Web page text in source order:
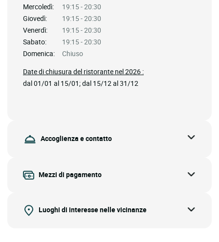
Mercoledì:
19:15 - 20:30
Giovedì:
19:15 - 20:30
Venerdì:
19:15 - 20:30
Sabato:
19:15 - 20:30
Domenica:
Chiuso
Date di chiusura del ristorante nel 2026 :
dal 01/01 al 15/01; dal 15/12 al 31/12
Accoglienza e contatto
Mezzi di pagamento
Luoghi di interesse nelle vicinanze